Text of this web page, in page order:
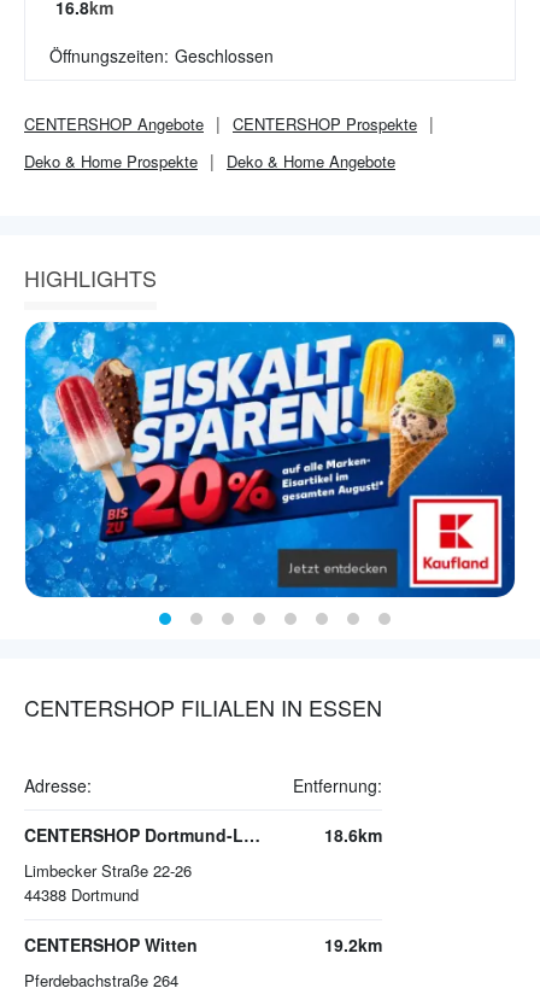
16.8km
Öffnungszeiten: Geschlossen
CENTERSHOP Angebote CENTERSHOP Prospekte
Deko & Home Prospekte Deko & Home Angebote
HIGHLIGHTS
CENTERSHOP FILIALEN IN ESSEN
Adresse: Entfernung:
CENTERSHOP Dortmund-Lütgendortmund
Limbecker Straße 22-26
44388 Dortmund
18.6km
CENTERSHOP Witten
Pferdebachstraße 264
19.2km